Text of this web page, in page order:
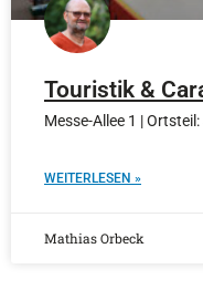
Touristik &
Messe-Allee 1 |
WEITERLESEN »
Mathias Orbeck